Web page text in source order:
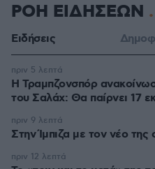
ΡΟΗ ΕΙΔΗΣΕΩΝ
Ειδήσεις
Η Τραμπζονσπόρ
του Σαλάχ: Θα παίρνει 17
πριν 5 λεπτά
Στην Ίμπιζα με τον νέο
πριν 9 λεπτά
πριν 12 λεπτά